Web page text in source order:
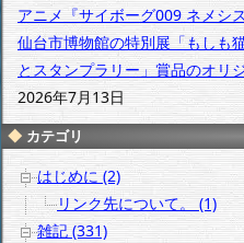
アニメ『サイボーグ009 ネメシ
仙台市博物館の特別展「もしも
とスタンプラリー」賞品のオリ
2026年7月13日
カテゴリ
はじめに (2)
リンク先について。 (1)
雑記 (331)